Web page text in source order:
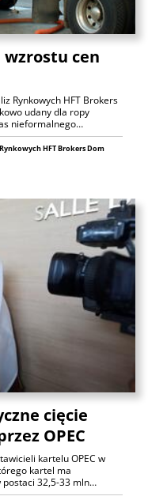
wzrostu cen
Rynkowych HFT Brokers
udany dla ropy
nieformalnego…
HFT Brokers Dom
cięcie
OPEC
kartelu OPEC w
kartel ma
32,5-33 mln…